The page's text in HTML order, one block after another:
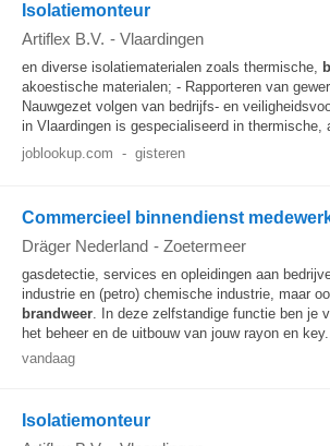
Isolatiemonteur
Artiflex B.V. - Vlaardingen
en diverse isolatiematerialen zoals thermische,
akoestische materialen; - Rapporteren van
Nauwgezet volgen van bedrijfs- en
in Vlaardingen is gespecialiseerd in thermische,
joblookup.com - gisteren
Commercieel binnendienst
Dräger Nederland - Zoetermeer
gasdetectie, services en opleidingen aan
industrie en (petro) chemische industrie, maar
brandweer. In deze zelfstandige functie ben je
het beheer en de uitbouw van jouw rayon en
vandaag
Isolatiemonteur